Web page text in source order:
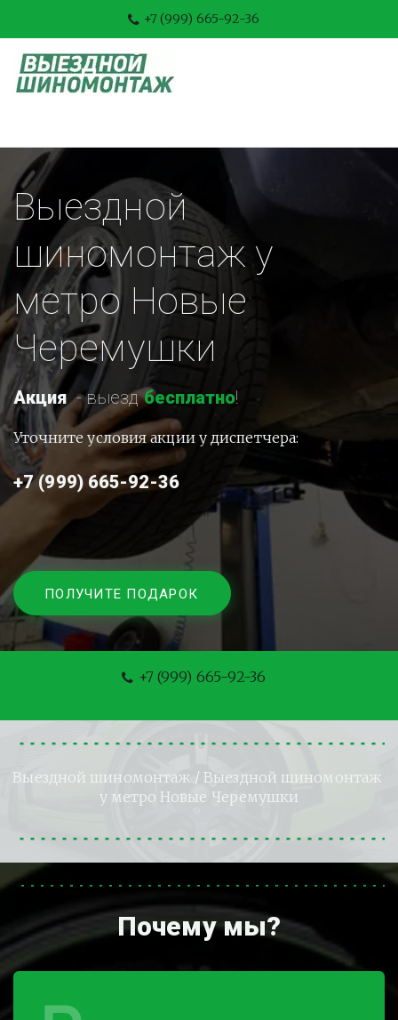
+7 (999) 665-92-36
Выездной
шиномонтаж у
метро Новые
Черемушки
Акция - выезд бесплатно!
Уточните условия акции у диспетчера:
+7 (999) 665-92-36
ПОЛУЧИТЕ ПОДАРОК
+7 (999) 665-92-36
Выездной шиномонтаж / Выездной шиномонтаж
у метро Новые Черемушки
Почему мы?